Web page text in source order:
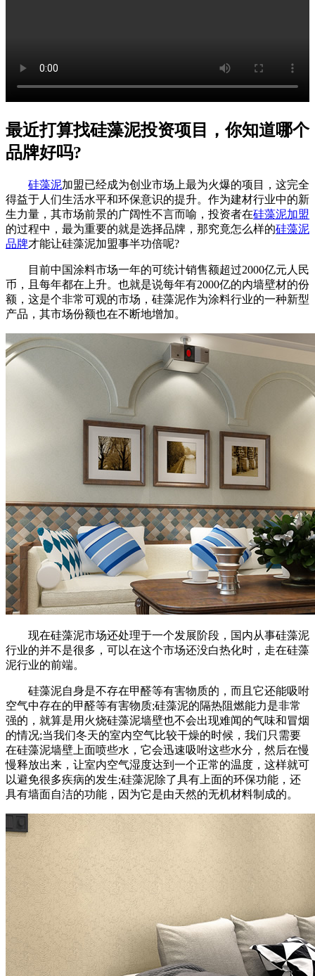
最近打算找硅藻泥投资项目，你知道哪个
品牌好吗?
硅藻泥加盟已经成为创业市场上最为火爆的项目，这完全
得益于人们生活水平和环保意识的提升。作为建材行业中的新
生力量，其市场前景的广阔性不言而喻，投资者在硅藻泥加盟
的过程中，最为重要的就是选择品牌，那究竟怎么样的硅藻泥
品牌才能让硅藻泥加盟事半功倍呢?
目前中国涂料市场一年的可统计销售额超过2000亿元人民
币，且每年都在上升。也就是说每年有2000亿的内墙壁材的份
额，这是个非常可观的市场，硅藻泥作为涂料行业的一种新型
产品，其市场份额也在不断地增加。
现在硅藻泥市场还处理于一个发展阶段，国内从事硅藻泥
行业的并不是很多，可以在这个市场还没白热化时，走在硅藻
泥行业的前端。
硅藻泥自身是不存在甲醛等有害物质的，而且它还能吸咐
空气中存在的甲醛等有害物质;硅藻泥的隔热阻燃能力是非常
强的，就算是用火烧硅藻泥墙壁也不会出现难闻的气味和冒烟
的情况;当我们冬天的室内空气比较干燥的时候，我们只需要
在硅藻泥墙壁上面喷些水，它会迅速吸咐这些水分，然后在慢
慢释放出来，让室内空气湿度达到一个正常的温度，这样就可
以避免很多疾病的发生;硅藻泥除了具有上面的环保功能，还
具有墙面自洁的功能，因为它是由天然的无机材料制成的。